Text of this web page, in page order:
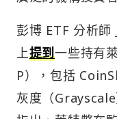
彭博 ETF 分析
上提到一些持有
P），包括
灰度（